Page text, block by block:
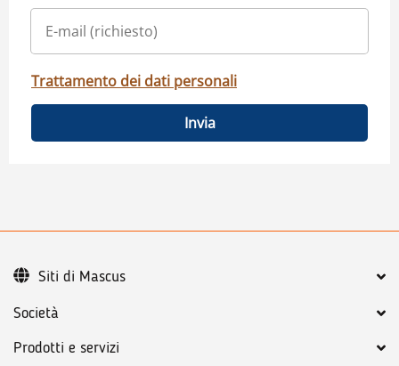
Trattamento dei dati personali
Invia
Società
Prodotti e servizi
Siti di Mascus